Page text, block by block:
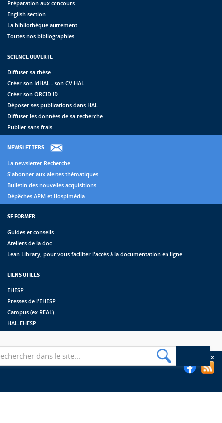
Préparation aux concours
English section
La bibliothèque autrement
Toutes nos bibliographies
SCIENCE OUVERTE
Diffuser sa thèse
Créer son IdHAL - son CV HAL
Créer son ORCID ID
Déposer ses publications dans HAL
Diffuser les données de sa recherche
Publier sans frais
NEWSLETTERS
La newsletter Recherche
S'abonner aux alertes thématiques
Bulletin des nouvelles acquisitions
Dépêches APM et Hospimédia
SE FORMER
Guides et conseils
Ateliers de la doc
Lean Library, pour vous faciliter l'accès à la documentation en ligne
LIENS UTILES
EHESP
Presses de l'EHESP
Campus (ex REAL)
HAL-EHESP
Suivez les bibliothèques de l'EHESP sur les réseaux sociaux